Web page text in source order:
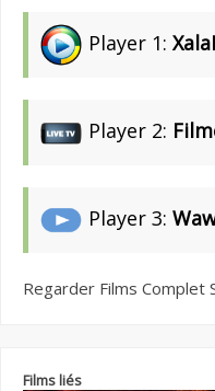
Player 1:
Player 2:
Player 3:
Regarder Films
Films liés